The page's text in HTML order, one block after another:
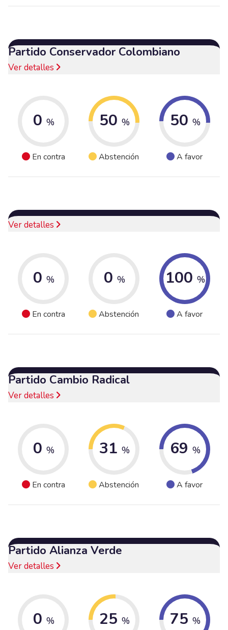
Partido Conservador Colombiano
Ver detalles
0 %
En contra
50 %
Abstención
50 %
A favor
Ver detalles
0 %
En contra
0 %
Abstención
100 %
A favor
Partido Cambio Radical
Ver detalles
0 %
En contra
31 %
Abstención
69 %
A favor
Partido Alianza Verde
Ver detalles
0 % 25 % 75 %